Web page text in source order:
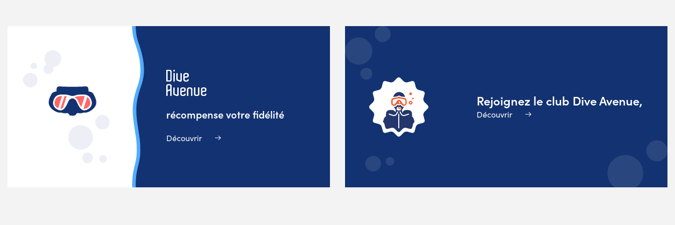
récompense votre fidélité
Découvrir
Rejoignez le club Dive Avenue,
Découvrir